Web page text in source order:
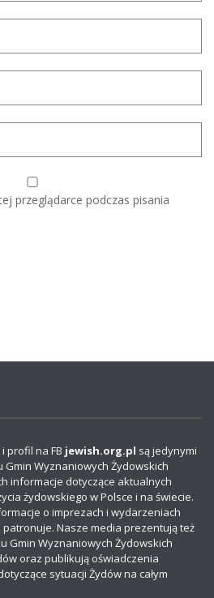
przeglądarce podczas pisania
i profil na FB jewish.org.pl są jedynymi
Wyznaniowych Żydowskich
informacje dotyczące aktualnych
żydowskiego w Polsce i na świecie.
o imprezach i wydarzeniach
Nasze media prezentują też
Gmin Wyznaniowych Żydowskich
oraz publikują oświadczenia
sytuacji Żydów na całym